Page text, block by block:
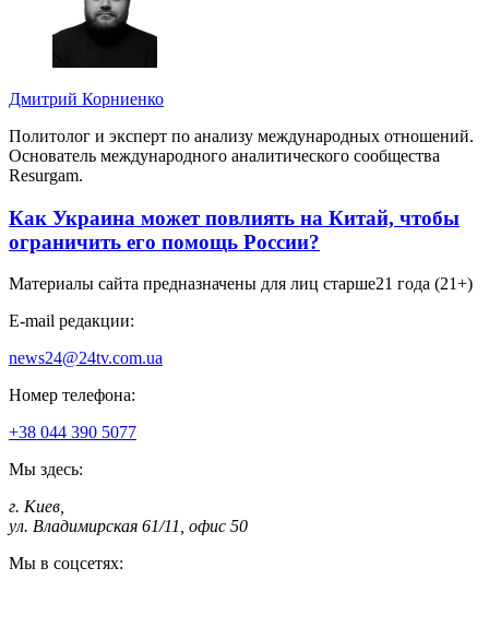
Дмитрий Корниенко
Политолог и эксперт по анализу международных отношений.
Основатель международного аналитического сообщества
Resurgam.
Как Украина может повлиять на Китай, чтобы
ограничить его помощь России?
Материалы сайта предназначены для лиц старше21 года (21+)
E-mail редакции:
news24@24tv.com.ua
Номер телефона:
+38 044 390 5077
Мы здесь:
г. Киев
ул. Владимирская 61/11, офис 50
Мы в соцсетях: